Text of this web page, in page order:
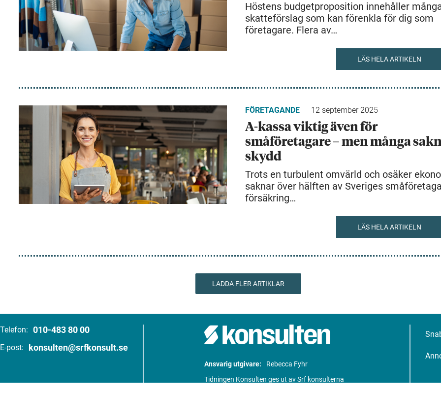
Höstens budgetproposition innehåller
skatteförslag som kan förenkla för dig som
företagare. Flera av…
LÄS HELA ARTIKELN
FÖRETAGANDE 12 september 2025
A-kassa viktig även för
småföretagare – men många
skydd
Trots en turbulent omvärld och osäker
saknar över hälften av Sveriges
försäkring…
LÄS HELA ARTIKELN
LADDA FLER ARTIKLAR
Telefon: 010-483 80 00
E-post: konsulten@srfkonsult.se
Ansvarig utgivare:
Rebecca Fyhr
Tidningen Konsulten ges ut av Srf konsulterna